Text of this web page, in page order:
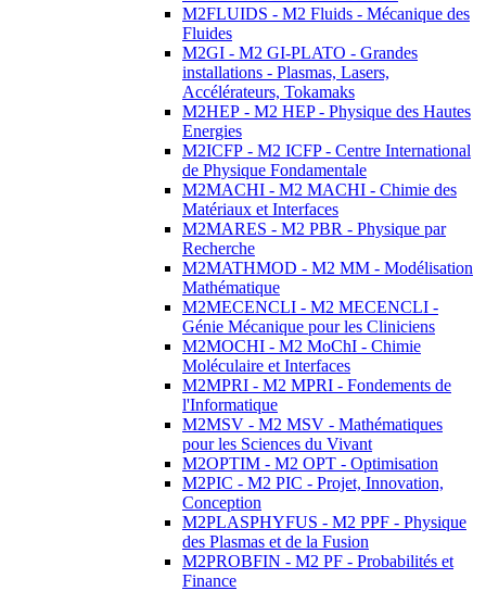
M2FLUIDS - M2 Fluids - Mécanique des
Fluides
M2GI - M2 GI-PLATO - Grandes
installations - Plasmas, Lasers,
Accélérateurs, Tokamaks
M2HEP - M2 HEP - Physique des Hautes
Energies
M2ICFP - M2 ICFP - Centre International
de Physique Fondamentale
M2MACHI - M2 MACHI - Chimie des
Matériaux et Interfaces
M2MARES - M2 PBR - Physique par
Recherche
M2MATHMOD - M2 MM - Modélisation
Mathématique
M2MECENCLI - M2 MECENCLI -
Génie Mécanique pour les Cliniciens
M2MOCHI - M2 MoChI - Chimie
Moléculaire et Interfaces
M2MPRI - M2 MPRI - Fondements de
l'Informatique
M2MSV - M2 MSV - Mathématiques
pour les Sciences du Vivant
M2OPTIM - M2 OPT - Optimisation
M2PIC - M2 PIC - Projet, Innovation,
Conception
M2PLASPHYFUS - M2 PPF - Physique
des Plasmas et de la Fusion
M2PROBFIN - M2 PF - Probabilités et
Finance